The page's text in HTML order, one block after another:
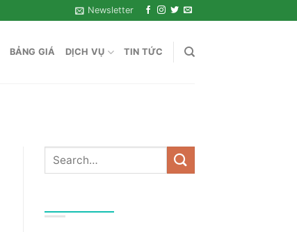
Newsletter
BẢNG GIÁ DỊCH VỤ TIN TỨC